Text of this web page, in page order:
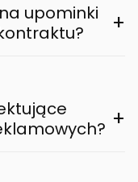
upominki
+
+